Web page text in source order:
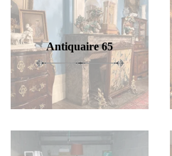
Antiquaire 65